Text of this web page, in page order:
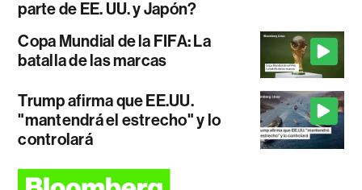
parte de EE. UU. y Japón?
Copa Mundial de la FIFA: La
batalla de las marcas
Trump afirma que EE.UU.
"mantendrá el estrecho" y lo
controlará